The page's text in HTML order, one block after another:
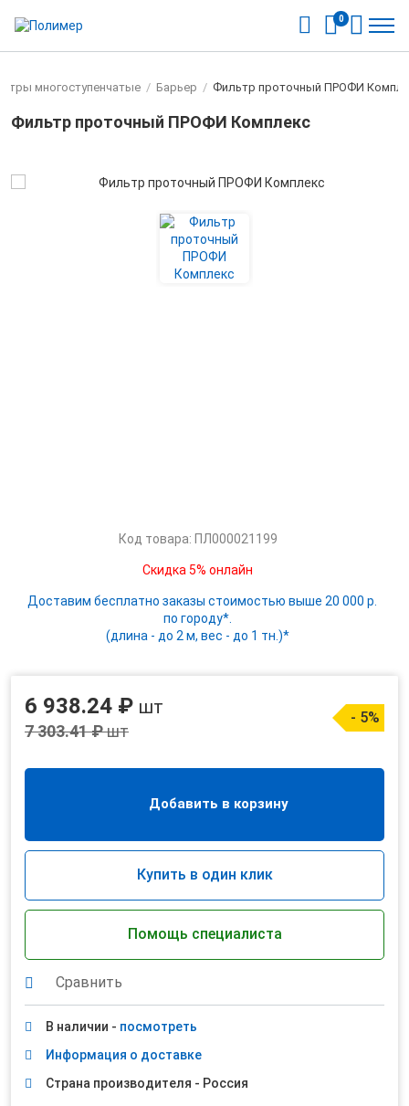
0
многоступенчатые / Барьер / Фильтр проточный ПРОФИ
Фильтр проточный ПРОФИ Комплекс
Код товара: ПЛ000021199
Скидка 5% онлайн
Доставим бесплатно заказы стоимостью выше 20 000 р.
по городу*.
(длина - до 2 м, вес - до 1 тн.)*
6 938.24 ₽ шт
7 303.41 ₽шт
- 5%
Добавить в корзину
Купить в один клик
Помощь специалиста
Сравнить
В наличии - посмотреть
Информация о доставке
Страна производителя - Россия